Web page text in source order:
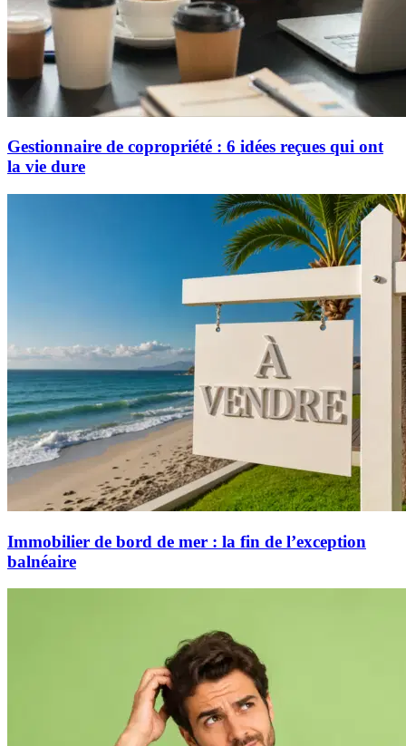
Gestionnaire de copropriété : 6 idées reçues qui ont
la vie dure
Immobilier de bord de mer : la fin de l’exception
balnéaire